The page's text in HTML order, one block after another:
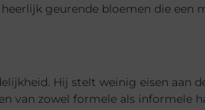
geurende bloemen die een
Hij stelt weinig eisen aan
van zowel formele als informele